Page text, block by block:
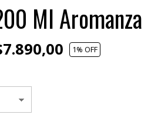
Ml Aromanza
1% OFF